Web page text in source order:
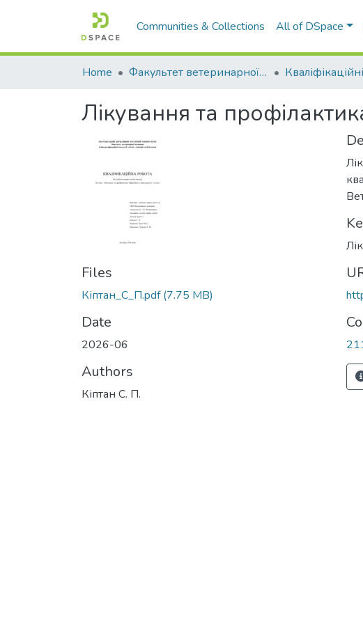
Communities & Collections All of DSpace
Home Факультет ветеринарної медицини
Лікування та
Files
Кіптан_C_П.pdf(7.75 MB)
Date
2026-06
Authors
Кіптан С. П.